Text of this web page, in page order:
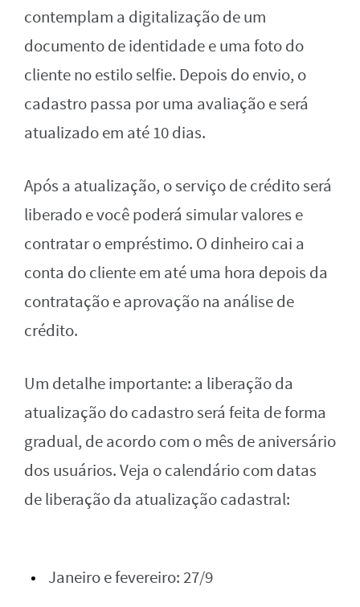
contemplam a digitalização de um
documento de identidade e uma foto do
cliente no estilo selfie. Depois do envio, o
cadastro passa por uma avaliação e será
atualizado em até 10 dias.
Após a atualização, o serviço de crédito será
liberado e você poderá simular valores e
contratar o empréstimo. O dinheiro cai a
conta do cliente em até uma hora depois da
contratação e aprovação na análise de
crédito.
Um detalhe importante: a liberação da
atualização do cadastro será feita de forma
gradual, de acordo com o mês de aniversário
dos usuários. Veja o calendário com datas
de liberação da atualização cadastral:
Janeiro e fevereiro: 27/9